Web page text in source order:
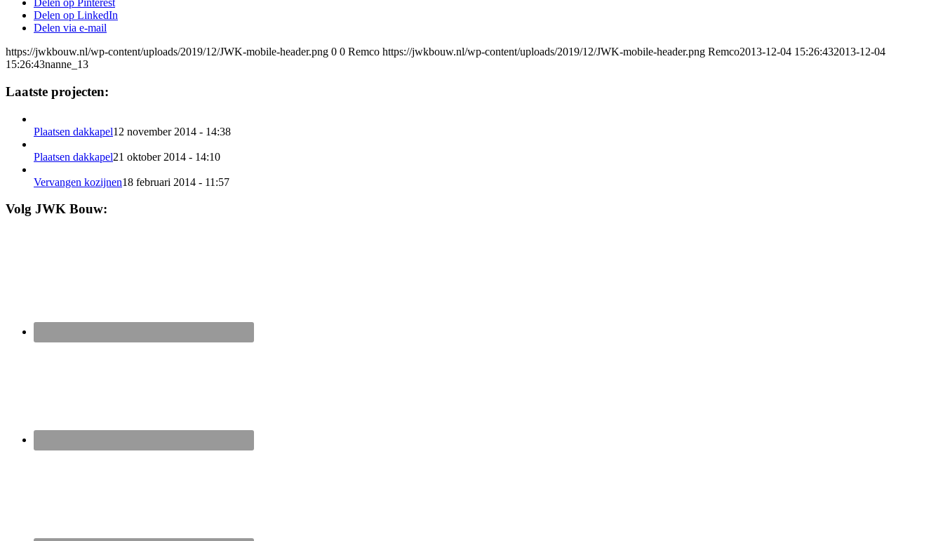
Delen op Pinterest
Delen op LinkedIn
Delen via e-mail
https://jwkbouw.nl/wp-content/uploads/2019/12/JWK-mobile-header.png 0 0 Remco https://jwkbouw.nl/wp-content/uploads/2019/12/JWK-mobile-header.png Remco2013-12-04 15:26:432013-12-04
15:26:43nanne_13
Laatste projecten:
Plaatsen dakkapel12 november 2014 - 14:38
Plaatsen dakkapel21 oktober 2014 - 14:10
Vervangen kozijnen18 februari 2014 - 11:57
Volg JWK Bouw: